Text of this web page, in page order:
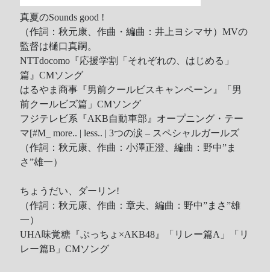
AKB48 Team TP｜2020 愚人節特別企劃(官方youtube)
Recent Comments
Wenon HINET 神路由
akw28888onHINET 神路由
伊 onBEING 系藝人占卜
Shinodaon第53回 輝く！日本レコード大賞 AKB48 受賞
Shiwunon ORICON オリコン芸能ニュース APK 無廣告版
Hina on
Textcube的Nginx Rewrite
GC Fans
ORICON RANK
真夏のSounds good !
（作詞：秋元康、作曲・編曲：井上ヨシマサ）MVの
監督は樋口真嗣。
NTTdocomo『応援学割「それぞれの、はじめる」
篇』CMソング
はるやま商事『男前クールビスキャンペーン』「男
前クールビズ篇」CMソング
フジテレビ系『AKB自動車部』オープニング・テー
マ[#M_ more.. | less.. | 3つの涙 – スペシャルガールズ
（作詞：秋元康、作曲：小澤正澄、編曲：野中”ま
さ”雄一）
ちょうだい、ダーリン!
（作詞：秋元康、作曲：章夫、編曲：野中”まさ”雄
一）
UHA味覚糖『ぷっちょ×AKB48』「リレー篇A」「リ
レー篇B」CMソング